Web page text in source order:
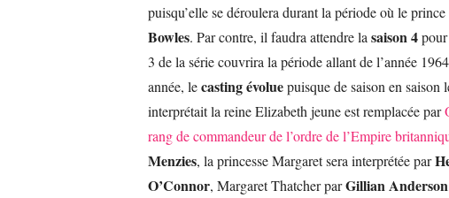
puisqu’elle se déroulera durant la période où le
Bowles. Par contre, il faudra attendre la saison 4pour
3 de la série couvrira la période allant de l’année
année, lecasting évoluepuisque de saison en saison
interprétait la reine Elizabeth jeune est remplacée par
rang de commandeur de l’ordre de l’Empire
Menzies, la princesse Margaret sera interprétée par
O’Connor, Margaret Thatcher parGillian Anderson